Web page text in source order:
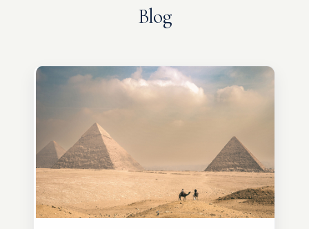
Blog